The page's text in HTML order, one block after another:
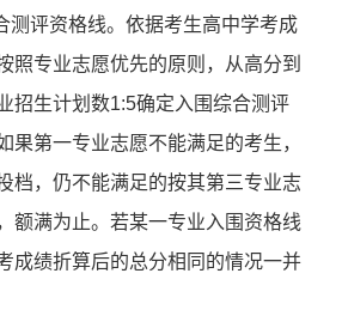
测评资格线。依据考生高中学考成
照专业志愿优先的原则，从高分到
招生计划数1:5确定入围综合测评
果第一专业志愿不能满足的考生，
档，仍不能满足的按其第三专业志
额满为止。若某一专业入围资格线
成绩折算后的总分相同的情况一并